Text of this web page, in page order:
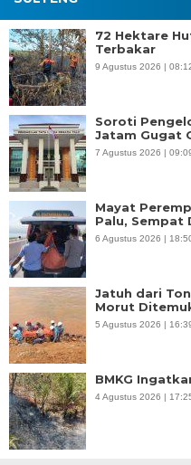
72 Hektare
Terbakar
9 Agustus 2026 |
Soroti
Jatam Gugat
7 Agustus 2026 |
Mayat
Palu, Sempat
6 Agustus 2026 |
Jatuh dari
Morut
5 Agustus 2026 |
BMKG
4 Agustus 2026 |